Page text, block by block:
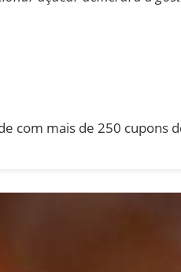
com mais de 250 cupons